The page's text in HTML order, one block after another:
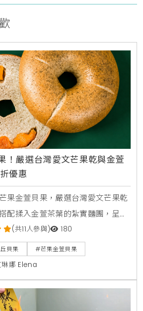
！嚴選台灣愛文芒果乾與金萱
優惠
果金萱貝果，嚴選台灣愛文芒果乾
配揉入金萱茶葉的紮實麵團，呈現
的雙重層次。新品於8月6日在全台
，8月6日至8月13日實體門市購買
享88折優惠。
(共11人參與) 180
貝果 #芒果金萱貝果
娜 Elena